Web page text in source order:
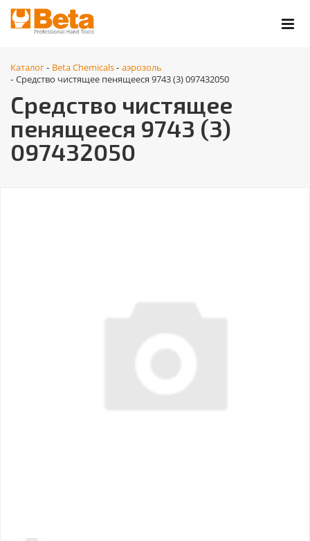
Каталог - Beta Chemicals - аэрозоль
- Средство чистящее пенящееся 9743 (3) 097432050
Средство чистящее
пенящееся 9743 (3)
097432050